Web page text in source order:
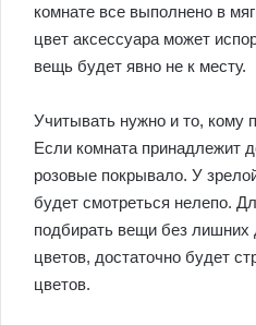
комнате все выполнено в
цвет аксессуара может
вещь будет явно не к месту.
Учитывать нужно и то, кому
Если комната принадлежит
розовые покрывало. У
будет смотреться нелепо.
подбирать вещи без лишних
цветов, достаточно будет
цветов.